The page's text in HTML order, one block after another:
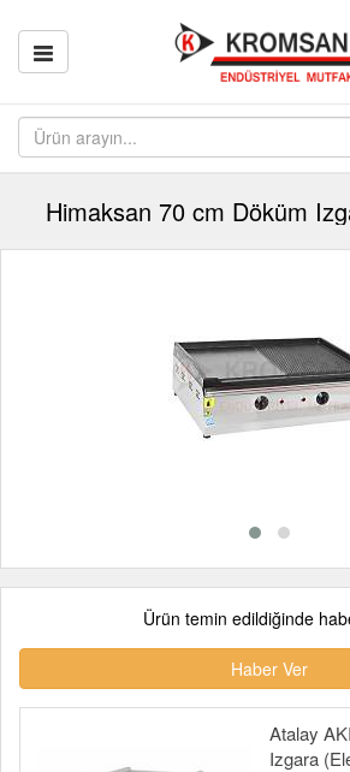
Himaksan 70 cm Döküm
Ürün temin edildiğinde
Haber Ver
Atalay
Izgara